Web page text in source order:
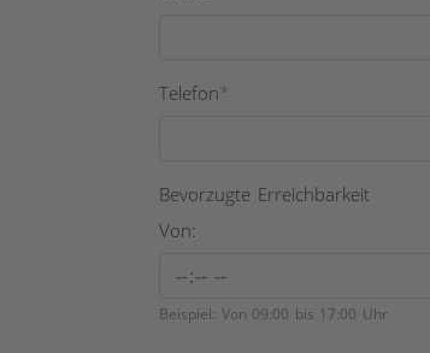
Telefon*
Bevorzugte Erreichbarkeit
Von:
Beispiel: Von 09:00 bis 17:00 Uhr